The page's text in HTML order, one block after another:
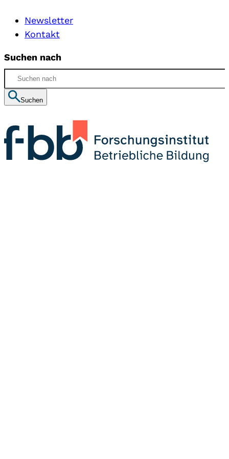
Newsletter
Kontakt
Suchen nach
Suchen